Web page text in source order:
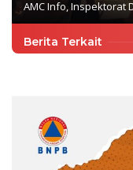
AMC Info Inspektorat
Berita Terkait